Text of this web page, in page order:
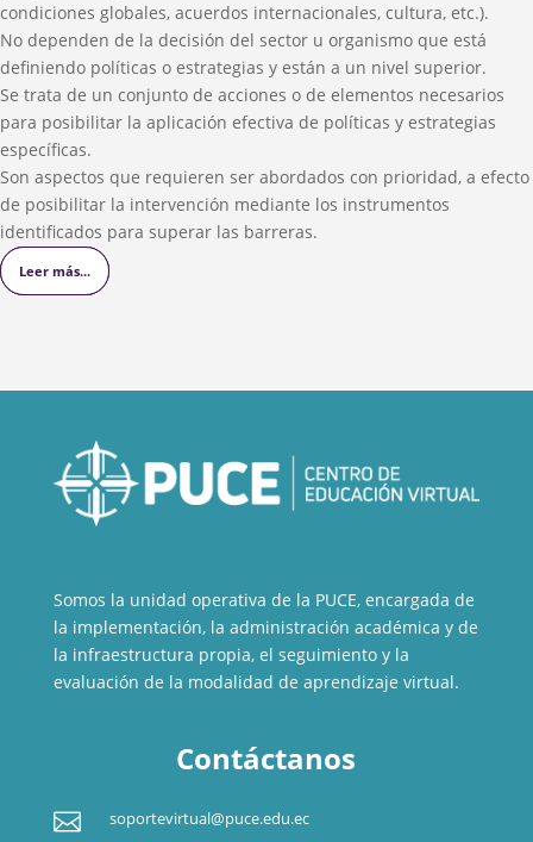
Leer más...
Leer más...
condiciones globales, acuerdos internacionales, cultura, etc.).
No dependen de la decisión del sector u organismo que está
definiendo políticas o estrategias y están a un nivel superior.
Se trata de un conjunto de acciones o de elementos necesarios
para posibilitar la aplicación efectiva de políticas y estrategias
específicas.
Son aspectos que requieren ser abordados con prioridad, a efecto
de posibilitar la intervención mediante los instrumentos
identificados para superar las barreras.
Leer más...
Somos la unidad operativa de la PUCE, encargada de
la implementación, la administración académica y de
la infraestructura propia, el seguimiento y la
evaluación de la modalidad de aprendizaje virtual.
Contáctanos
 soportevirtual@puce.edu.ec